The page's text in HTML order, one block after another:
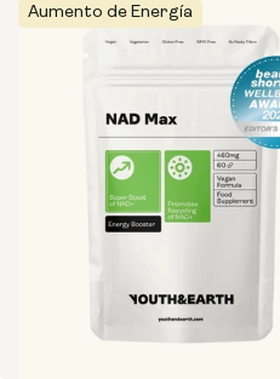
Aumento de Energía